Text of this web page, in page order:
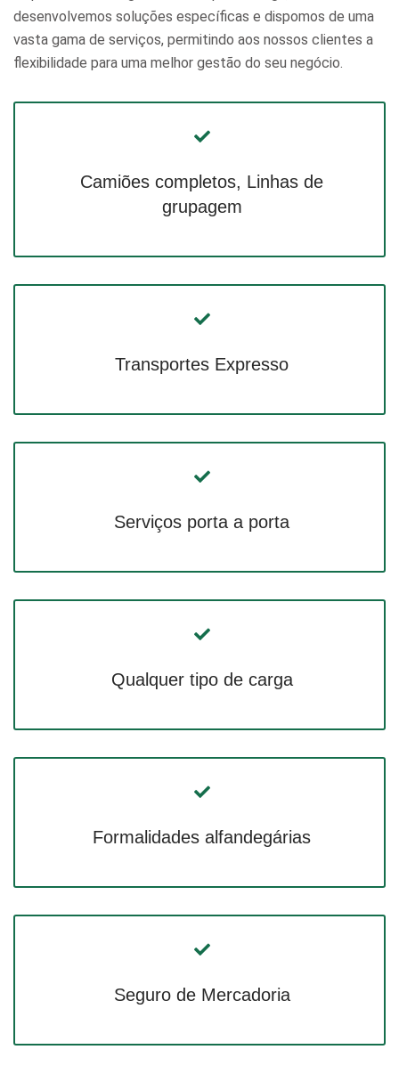
desenvolvemos soluções específicas e dispomos de uma
vasta gama de serviços, permitindo aos nossos clientes a
flexibilidade para uma melhor gestão do seu negócio.
Camiões completos, Linhas de
grupagem
Transportes Expresso
Serviços porta a porta
Qualquer tipo de carga
Formalidades alfandegárias
Seguro de Mercadoria